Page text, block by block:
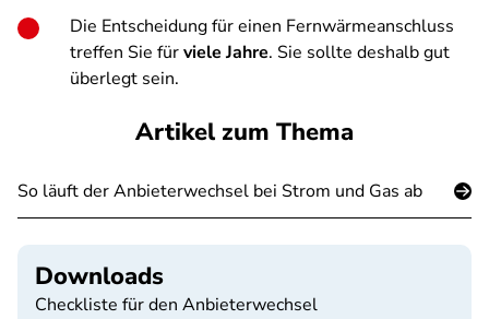
Die Entscheidung für einen Fernwärmeanschluss
treffen Sie fürviele Jahre. Sie sollte deshalb gut
überlegt sein.
Artikel zum Thema
So läuft der Anbieterwechsel bei Strom und Gas ab
Downloads
Checkliste für den Anbieterwechsel